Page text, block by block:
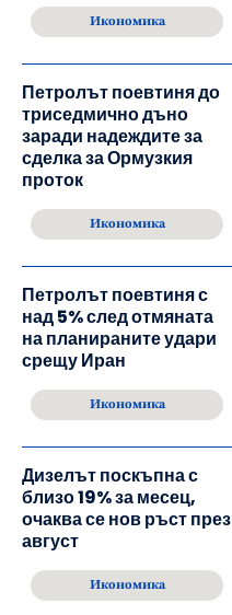
Икономика
Петролът поевтиня до
триседмично дъно
заради надеждите за
сделка за Ормузкия
проток
Икономика
Петролът поевтиня с
над 5% след отмяната
на планираните удари
срещу Иран
Икономика
Дизелът поскъпна с
близо 19% за месец,
очаква се нов ръст през
август
Икономика